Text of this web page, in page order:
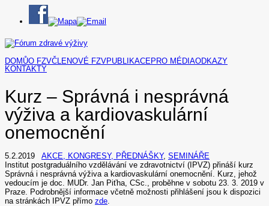
DOMŮO FZVČLENOVÉ FZVPUBLIKACEPRO MÉDIAODKAZY
KONTAKTY
Kurz – Správná i nesprávná
výživa a kardiovaskulární
onemocnění
5.2.2019 AKCE, KONGRESY, PŘEDNÁŠKY, SEMINÁŘE
Institut postgraduálního vzdělávání ve zdravotnictví (IPVZ) přináší kurz
Správná i nesprávná výživa a kardiovaskulární onemocnění. Kurz, jehož
vedoucím je doc. MUDr. Jan Piťha, CSc., proběhne v sobotu 23. 3. 2019 v
Praze. Podrobnější informace včetně možnosti přihlášení jsou k dispozici
na stránkách IPVZ přímo zde